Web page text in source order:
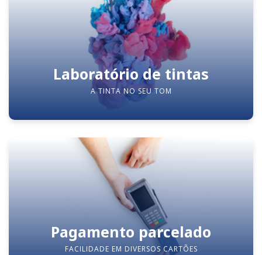
Laboratório de tintas
A TINTA NO SEU TOM
Pagamento parcelado
FACILIDADE EM DIVERSOS CARTÕES